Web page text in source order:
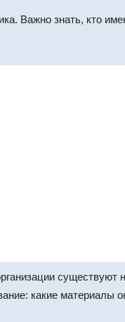
Важно знать, кто
существуют
какие материалы